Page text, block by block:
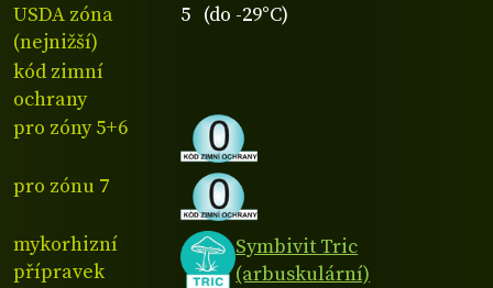
USDA zóna
(nejnižší)
5 (do -29°C)
kód zimní
ochrany
pro zóny 5+6
pro zónu 7
mykorhizní
přípravek
Symbivit Tric
(arbuskulární)